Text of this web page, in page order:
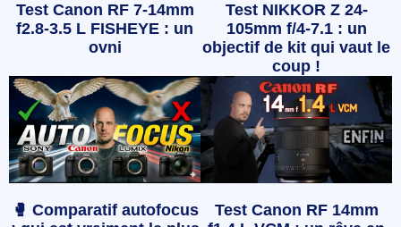
Test Canon RF 7-14mm
f2.8-3.5 L FISHEYE : un
ovni
Test NIKKOR Z 24-
105mm f/4-7.1 : un
objectif de kit qui vaut le
coup !
🥊 Comparatif autofocus
Test Canon RF 14mm